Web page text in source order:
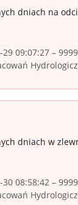
dniach na
09:07:27 –
dniach w
08:58:42 –